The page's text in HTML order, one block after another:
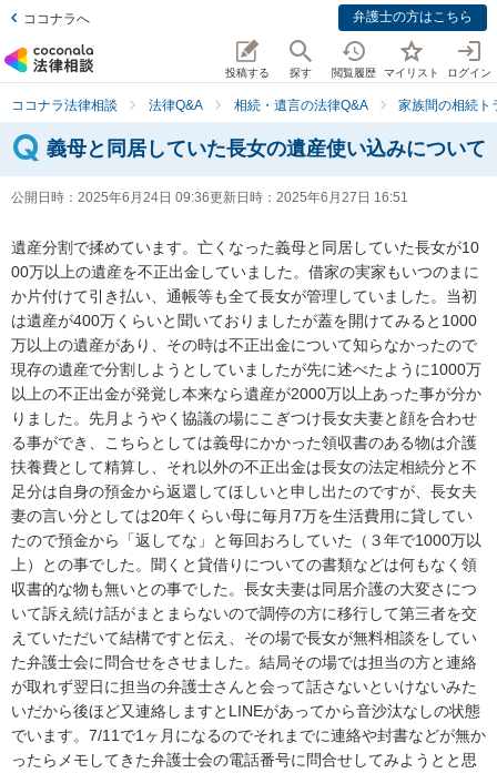
ココナラへ 弁護士の方はこちら
投稿する 探す 閲覧履歴 マイリスト ログイン
ココナラ法律相談 法律Q&A 相続・遺言の法律Q&A 家族間の相続ト
義母と同居していた長女の遺産使い込みについて
公開日時： 2025年6月24日 09:36更新日時： 2025年6月27日 16:51
遺産分割で揉めています。亡くなった義母と同居していた長女が10
00万以上の遺産を不正出金していました。借家の実家もいつのまに
か片付けて引き払い、通帳等も全て長女が管理していました。当初
は遺産が400万くらいと聞いておりましたが蓋を開けてみると1000
万以上の遺産があり、その時は不正出金について知らなかったので
現存の遺産で分割しようとしていましたが先に述べたように1000万
以上の不正出金が発覚し本来なら遺産が2000万以上あった事が分か
りました。先月ようやく協議の場にこぎつけ長女夫妻と顔を合わせ
る事ができ、こちらとしては義母にかかった領収書のある物は介護
扶養費として精算し、それ以外の不正出金は長女の法定相続分と不
足分は自身の預金から返還してほしいと申し出たのですが、長女夫
妻の言い分としては20年くらい母に毎月7万を生活費用に貸してい
たので預金から「返してな」と毎回おろしていた（３年で1000万以
上）との事でした。聞くと貸借りについての書類などは何もなく領
収書的な物も無いとの事でした。長女夫妻は同居介護の大変さにつ
いて訴え続け話がまとまらないので調停の方に移行して第三者を交
えていただいて結構ですと伝え、その場で長女が無料相談をしてい
た弁護士会に問合せをさせました。結局その場では担当の方と連絡
が取れず翌日に担当の弁護士さんと会って話さないといけないみた
いだから後ほど又連絡しますとLINEがあってから音沙汰なしの状態
でいます。7/11で1ヶ月になるのでそれまでに連絡や封書などが無か
ったらメモしてきた弁護士会の電話番号に問合せしてみようとと思